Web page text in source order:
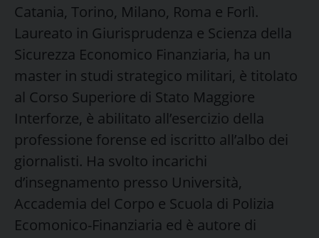
Catania, Torino, Milano, Roma e Forlì.
Laureato in Giurisprudenza e Scienza della
Sicurezza Economico Finanziaria, ha un
master in studi strategico militari, è titolato
al Corso Superiore di Stato Maggiore
Interforze, è abilitato all’esercizio della
professione forense ed iscritto all’albo dei
giornalisti. Ha svolto incarichi
d’insegnamento presso Università,
Accademia del Corpo e Scuola di Polizia
Ecomonico-Finanziaria ed è autore di